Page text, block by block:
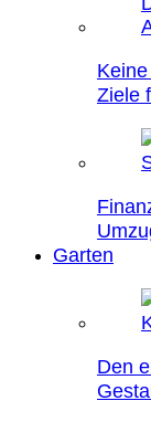
Ziele
Garten
Den